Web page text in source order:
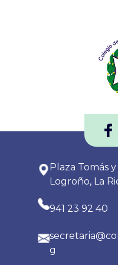
Plaza Tomás
Logroño, La
941 23 92 40
g